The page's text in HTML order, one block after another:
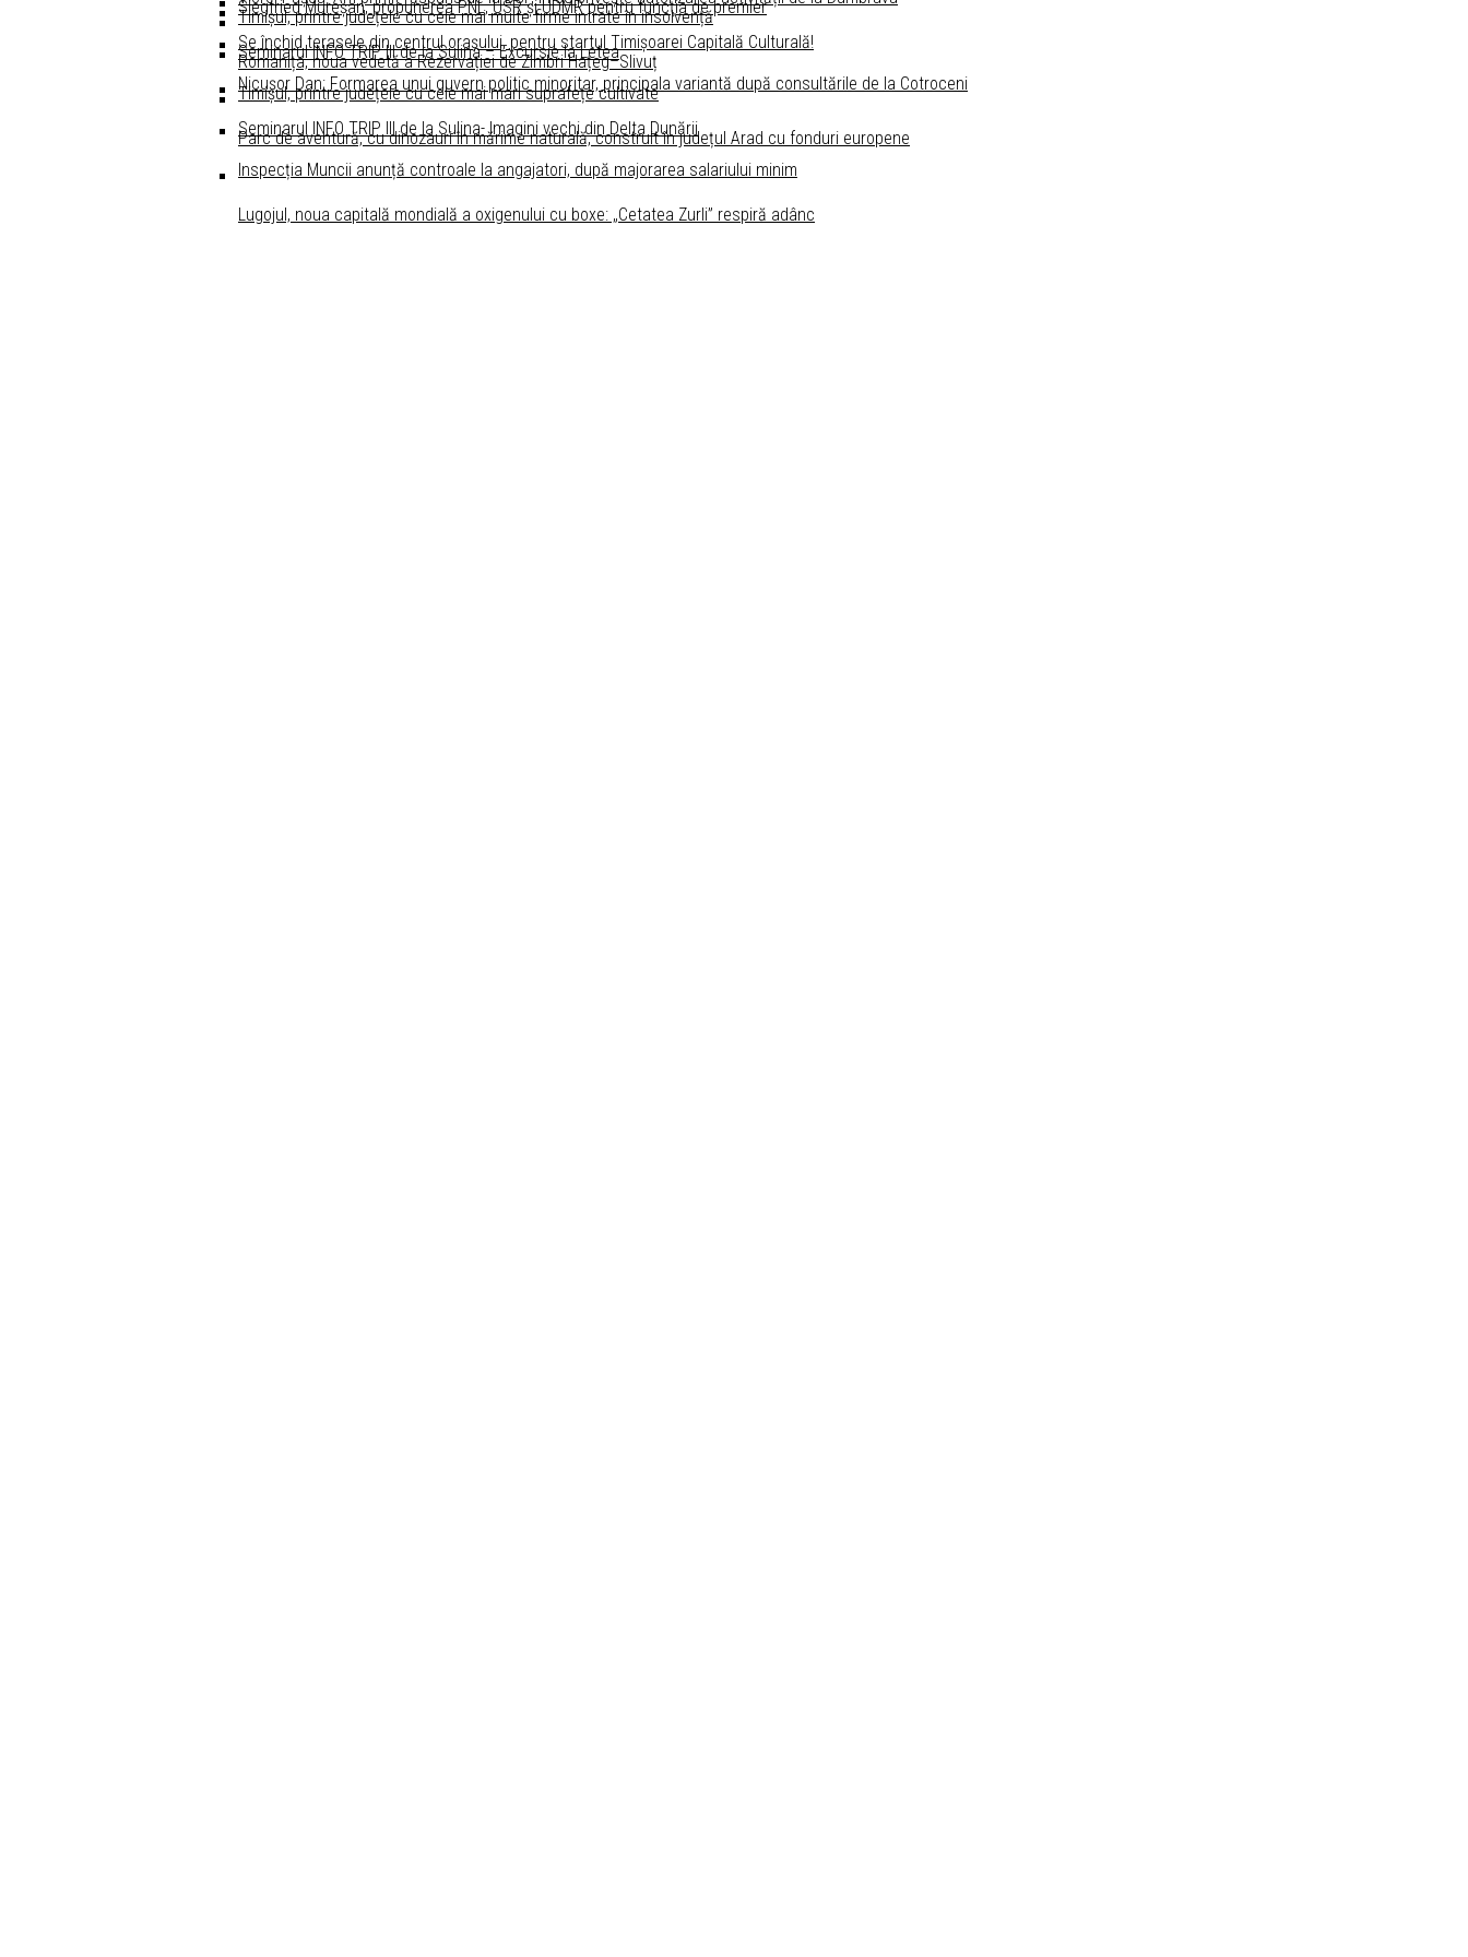
Siegfried Mureșan, propunerea PNL, USR și UDMR pentru funcţia de premier
Nicușor Dan: Formarea unui guvern politic minoritar, principala variantă după consultările de la Cotroceni
Timișul, printre județele cu cele mai multe firme intrate în insolvență
Timișul, printre județele cu cele mai mari suprafețe cultivate
Inspecția Muncii anunță controale la angajatori, după majorarea salariului minim
Se închid terasele din centrul oraşului, pentru startul Timişoarei Capitală Culturală!
Seminarul INFO TRIP III de la Sulina – Excursie la Letea
Seminarul INFO TRIP III de la Sulina- Imagini vechi din Delta Dunării
Romanița, noua vedetă a Rezervației de Zimbri Hațeg–Slivuț
Parc de aventură, cu dinozauri în mărime naturală, construit în județul Arad cu fonduri europene
Lugojul, noua capitală mondială a oxigenului cu boxe: „Cetatea Zurli” respiră adânc